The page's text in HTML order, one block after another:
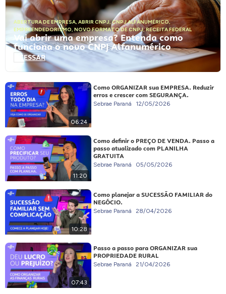
ABERTURA DE EMPRESA, ABRIR CNPJ,CNPJ ALFANUMÉRICO,
EMPREENDEDORISMO, NOVO FORMATO DE CNPJ,RECEITA FEDERAL
Vai abrir uma empresa? Entenda como
funciona o novo CNPJ Alfanumérico
ACESSAR
06:24
Como ORGANIZAR sua EMPRESA. Reduzir
erros e crescer com SEGURANÇA.
Sebrae Paraná 12/05/2026
11:20
Como definir o PREÇO DE VENDA. Passo a
passo atualizado com PLANILHA
GRATUITA
Sebrae Paraná 05/05/2026
10:28
Como planejar a SUCESSÃO FAMILIAR do
NEGÓCIO.
Sebrae Paraná 28/04/2026
07:43
Passo a passo para ORGANIZAR sua
PROPRIEDADE RURAL
Sebrae Paraná 21/04/2026